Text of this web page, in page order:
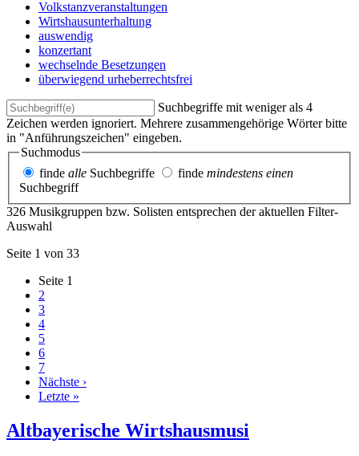
Volkstanzveranstaltungen
Wirtshausunterhaltung
auswendig
konzertant
wechselnde Besetzungen
überwiegend urheberrechtsfrei
Suchbegriffe mit weniger als 4
Zeichen werden ignoriert. Mehrere zusammengehörige Wörter bitte
in "Anführungszeichen" eingeben.
Suchmodus
finde alle Suchbegriffe finde mindestens einen
Suchbegriff
326 Musikgruppen bzw. Solisten entsprechen der aktuellen Filter-
Auswahl
Seite 1 von 33
Seite 1
2
3
4
5
6
7
Nächste ›
Letzte »
Altbayerische Wirtshausmusi